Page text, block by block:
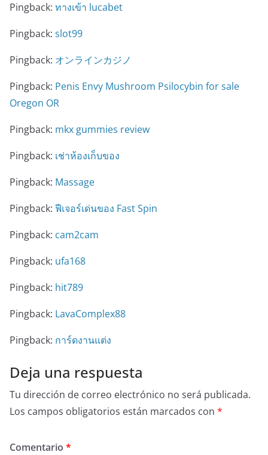
Pingback: ทางเข้า lucabet
Pingback: slot99
Pingback: オンラインカジノ
Pingback: Penis Envy Mushroom Psilocybin for sale
Oregon OR
Pingback: mkx gummies review
Pingback: เช่าห้องเก็บของ
Pingback: Massage
Pingback: ฟีเจอร์เด่นของ Fast Spin
Pingback: cam2cam
Pingback: ufa168
Pingback: hit789
Pingback: LavaComplex88
Pingback: การ์ดงานแต่ง
Deja una respuesta
Tu dirección de correo electrónico no será publicada.
Los campos obligatorios están marcados con *
Comentario *